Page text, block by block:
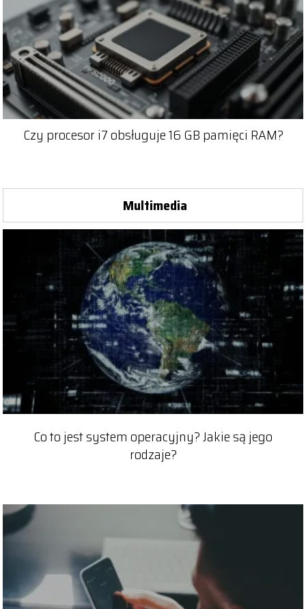
Czy procesor i7 obsługuje 16 GB pamięci RAM?
Multimedia
Co to jest system operacyjny? Jakie są jego
rodzaje?